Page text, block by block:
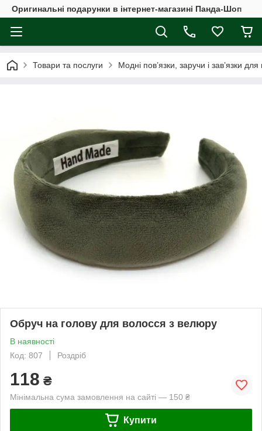
Оригинальні подарунки в інтернет-магазині Панда-Шоп
Товари та послуги Модні пов’язки, заручи і зав’язки
Обруч на голову для волосся з велюру
В наявності
Код: 807
Роздріб
118 ₴
Мінімальна сума замовлення на сайті — 150 ₴
Купити